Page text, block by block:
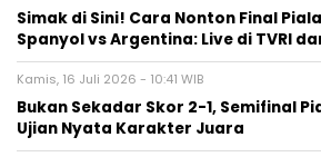
Simak di Sini! Cara Nonton Final
Spanyol vs Argentina: Live di TVRI
Kamis, 16 Juli 2026 - 10:41 WIB
Bukan Sekadar Skor 2-1, Semifinal
Ujian Nyata Karakter Juara